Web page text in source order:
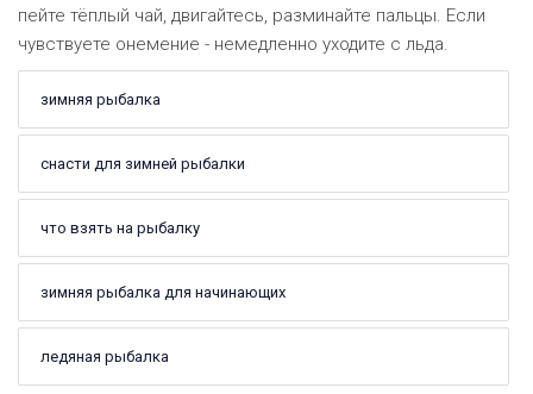
пейте тёплый чай, двигайтесь, разминайте пальцы. Если
чувствуете онемение - немедленно уходите с льда.
зимняя рыбалка
снасти для зимней рыбалки
что взять на рыбалку
зимняя рыбалка для начинающих
ледяная рыбалка